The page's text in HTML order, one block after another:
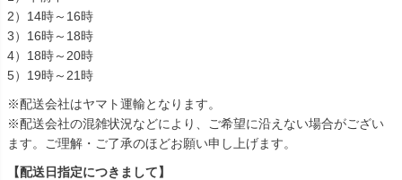
2）14時～16時
3）16時～18時
4）18時～20時
5）19時～21時
※配送会社はヤマト運輸となります。
※配送会社の混雑状況などにより、ご希望に沿えない場合がござい
ます。ご理解・ご了承のほどお願い申し上げます。
【配送日指定につきまして】